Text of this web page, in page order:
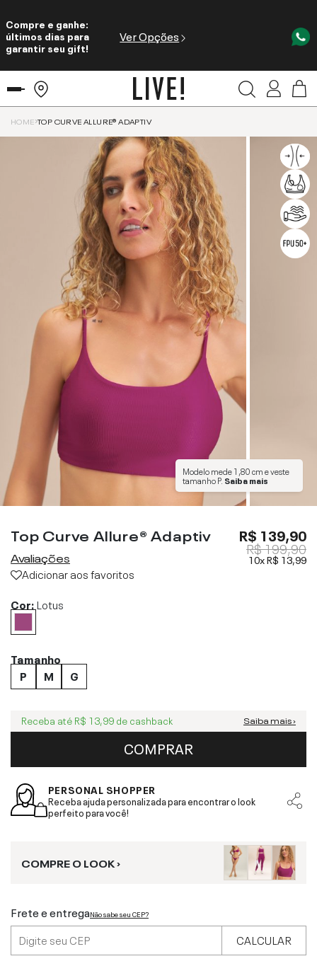
Compre e ganhe:
últimos dias para
garantir seu gift!
Ver Opções
HOME TOP CURVE ALLURE® ADAPTIV
Modelo mede1,80 cme veste
tamanhoP. Saiba mais
Top Curve Allure® Adaptiv
Avaliações
Adicionar aos favoritos
R$ 139,90
R$ 199,90
10xR$ 13,99
Cor:Lotus
Tamanho
P
M G
Receba até R$ 13,99 de cashback Saiba mais ›
COMPRAR
PERSONAL SHOPPER
Receba ajuda personalizada para encontrar o look
perfeito para você!
COMPRE O LOOK ›
Frete e entregaNão sabe seu CEP?
CALCULAR